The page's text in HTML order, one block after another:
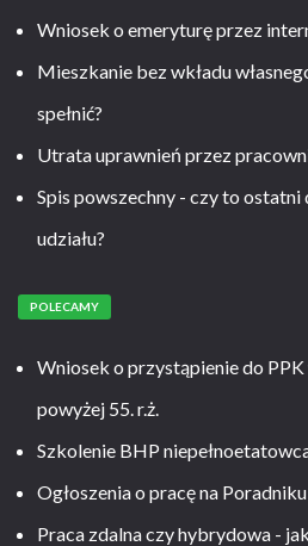
Wniosek o emeryturę przez
Mieszkanie bez wkładu
spełnić?
Utrata uprawnień przez
Spis powszechny - czy to
udziału?
POLECAMY
Wniosek o przystąpienie do
powyżej 55. r.ż.
Szkolenie BHP
Ogłoszenia o pracę na
Praca zdalna czy hybrydowa -